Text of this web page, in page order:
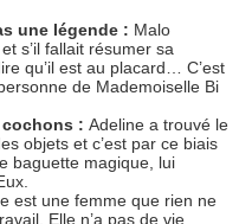
une légende : Malo
s’il fallait résumer sa
qu’il est au placard… C’est
de Mademoiselle Bi
cochons :Adeline a trouvé le
objets et c’est par ce biais
baguette magique, lui
est une femme que rien ne
Elle n’a pas de vie